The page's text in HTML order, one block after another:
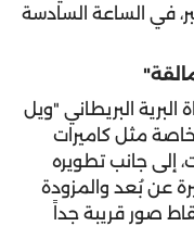
الجمعة 20 سبتمبر، في الساعة السادسة
البريطاني "ويل
خاصة مثل كاميرات
إلى جانب تطويره
عن بُعد والمزودة
صور قريبة جداً